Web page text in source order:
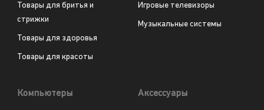
Товары для бритья и
стрижки
Товары для здоровья
Товары для красоты
Игровые телевизоры
Музыкальные системы
Компьютеры Аксессуары